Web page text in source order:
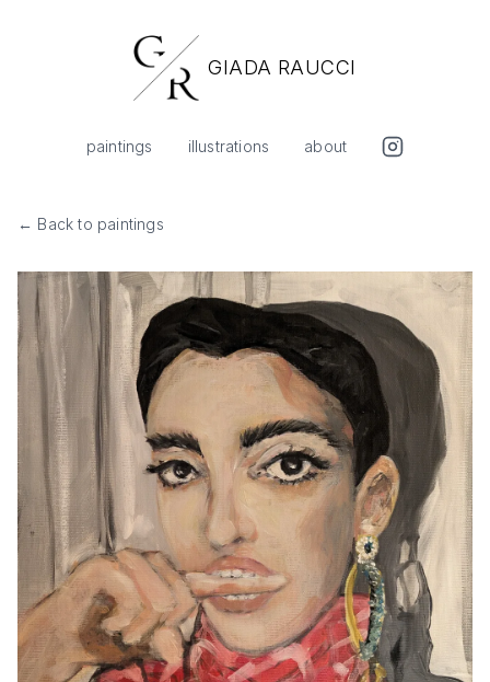
GIADA RAUCCI
paintings illustrations about
← Back to paintings